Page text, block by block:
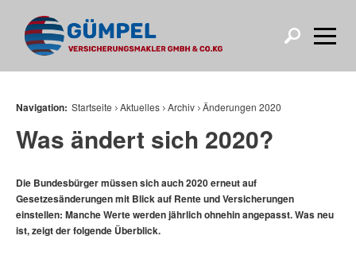
Navigation: Startseite Aktuelles Archiv Änderungen 2020
Was ändert sich 2020?
Die Bundesbürger müssen sich auch 2020 erneut auf
Gesetzesänderungen mit Blick auf Rente und Versicherungen
einstellen: Manche Werte werden jährlich ohnehin angepasst. Was neu
ist, zeigt der folgende Überblick.